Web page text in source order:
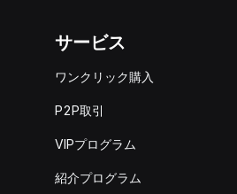
サービス
ワンクリック購入
P2P取引
VIPプログラム
紹介プログラム